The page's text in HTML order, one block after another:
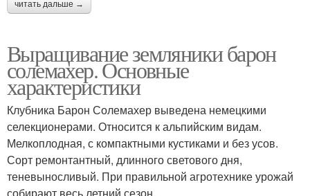
читать дальше →
Выращивание земляники барон
солемахер. Основные
характеристики
Клубника Барон Солемахер выведена немецкими
селекционерами. Относится к альпийским видам.
Мелкоплодная, с компактными кустиками и без усов.
Сорт ремонтантный, длинного светового дня,
теневыносливый. При правильной агротехнике урожай
собирают весь летний сезон.